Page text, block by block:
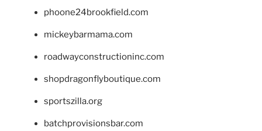
phoone24brookfield.com
mickeybarmama.com
roadwayconstructioninc.com
shopdragonflyboutique.com
sportszilla.org
batchprovisionsbar.com